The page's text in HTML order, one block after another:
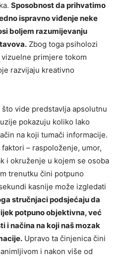
Sposobnost da prihvatimo
ispravno viđenje neke
boljem razumijevanju
Zbog toga psiholozi
primjere tokom
razvijaju kreativno
vide predstavlja apsolutnu
pokazuju koliko lako
na koji tumači informacije.
– raspoloženje, umor,
i okruženje u kojem se osoba
trenutku čini potpuno
kasnije može izgledati
stručnjaci podsjećaju da
potpuno objektivna, već
i načina na koji naš mozak
Upravo ta činjenica čini
i nakon više od